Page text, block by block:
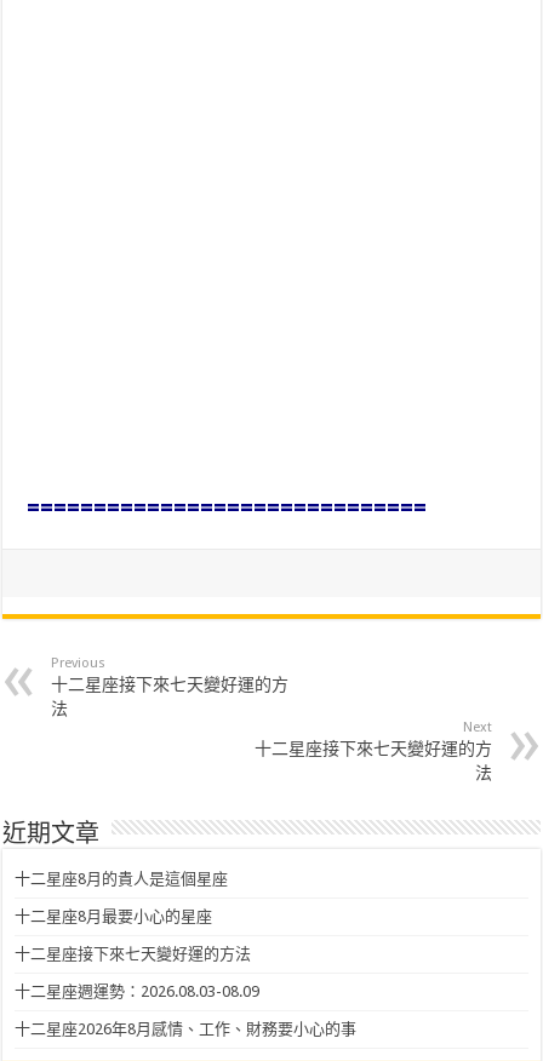
==============================
Previous
十二星座接下來七天變好運的方
法
Next
十二星座接下來七天變好運的方
法
近期文章
十二星座8月的貴人是這個星座
十二星座8月最要小心的星座
十二星座接下來七天變好運的方法
十二星座週運勢：2026.08.03-08.09
十二星座2026年8月感情、工作、財務要小心的事